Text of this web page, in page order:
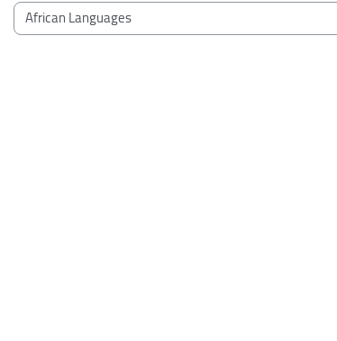
Categorie di corso